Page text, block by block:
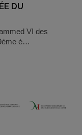
DU
VI des
é…